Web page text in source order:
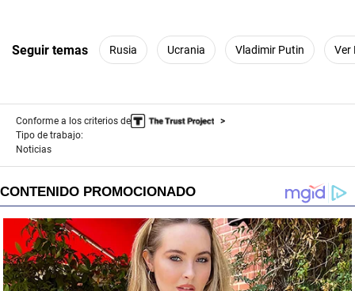
Seguir temas Rusia Ucrania Vladimir Putin Ver
Conforme a los criterios de
Tipo de trabajo:
Noticias